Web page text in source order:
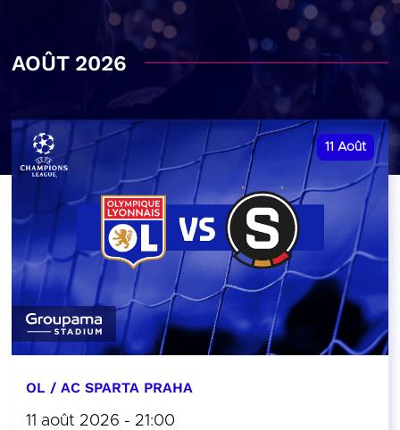
AOÛT 2026
11 Août
OL / AC SPARTA PRAHA
11 août 2026 - 21:00